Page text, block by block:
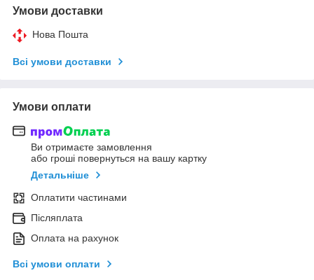
Умови доставки
Нова Пошта
Всі умови доставки
Умови оплати
Ви отримаєте замовлення
або гроші повернуться на вашу картку
Детальніше
Оплатити частинами
Післяплата
Оплата на рахунок
Всі умови оплати